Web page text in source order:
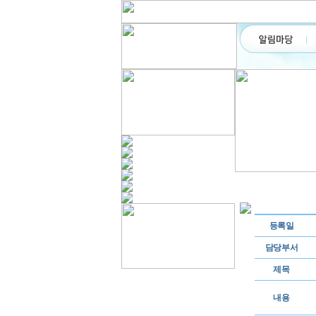
등록일
담당부서
제목
내용